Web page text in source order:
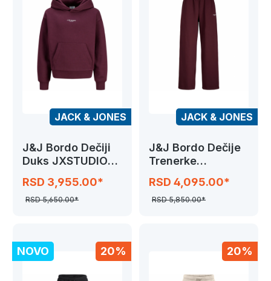
JACK & JONES
J&J Bordo Dečiji
Duks JXSTUDIO
RSD 3,955.00*
RSD 5,650.00*
JACK & JONES
J&J Bordo Dečije
Trenerke
VESTERBRO PANT
GRL
RSD 4,095.00*
RSD 5,850.00*
20%
NOVO 20%